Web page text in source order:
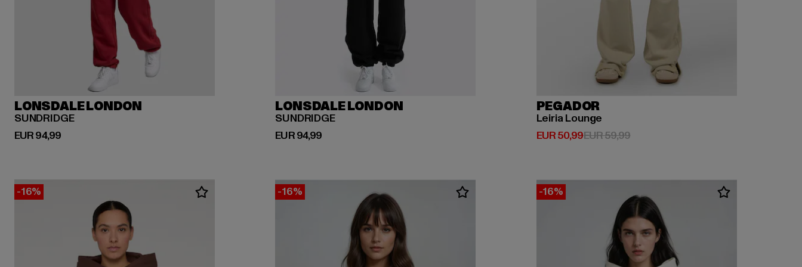
LONSDALE LONDON
SUNDRIDGE
EUR 94,99
Derzeitiger Preis: EUR 94,99
LONSDALE LONDON
SUNDRIDGE
EUR 94,99
Derzeitiger Preis: EUR 94,99
PEGADOR
Leiria Lounge
EUR 50,99
Derzeitiger Preis: EUR 50,99
EUR 59,99Aktionspreis: EUR 59,99
-16% -16% -16%